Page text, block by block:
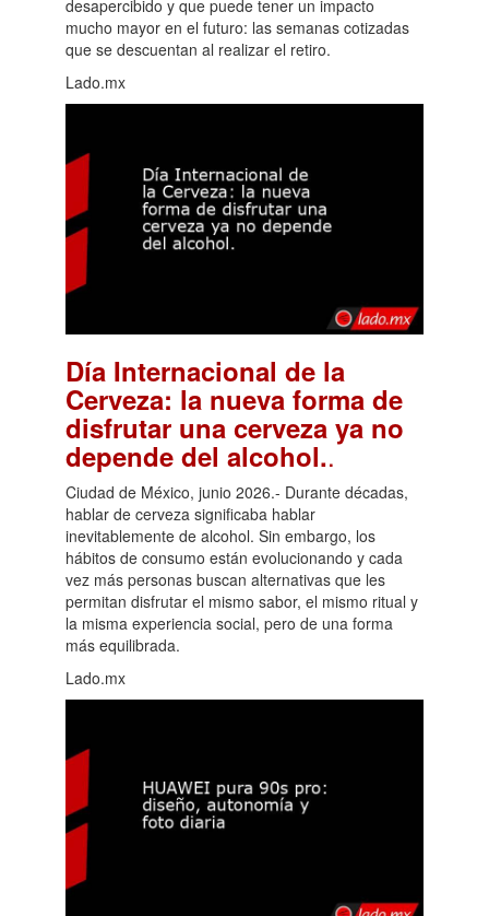
desapercibido y que puede tener un impacto
mucho mayor en el futuro: las semanas cotizadas
que se descuentan al realizar el retiro.
Lado.mx
Día Internacional de la
Cerveza: la nueva forma de
disfrutar una cerveza ya no
depende del alcohol..
Ciudad de México, junio 2026.- Durante décadas,
hablar de cerveza significaba hablar
inevitablemente de alcohol. Sin embargo, los
hábitos de consumo están evolucionando y cada
vez más personas buscan alternativas que les
permitan disfrutar el mismo sabor, el mismo ritual y
la misma experiencia social, pero de una forma
más equilibrada.
Lado.mx